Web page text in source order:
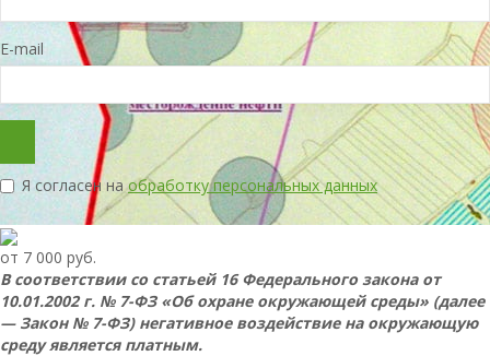
E-mail
Я согласен наобработку персональных данных
от 7 000 руб.
В соответствии со статьей 16 Федерального закона от
10.01.2002 г. № 7-ФЗ «Об охране окружающей среды» (далее
— Закон № 7-ФЗ) негативное воздействие на окружающую
среду является платным.